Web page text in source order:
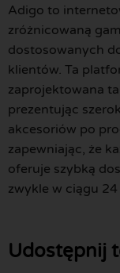
Adigo to
zróżnicowaną
dostosowanych
klientów. Ta
zaprojektowana
prezentując
akcesoriów po
zapewniając, że
oferuje szybką
zwykle w ciągu
Udostępnij